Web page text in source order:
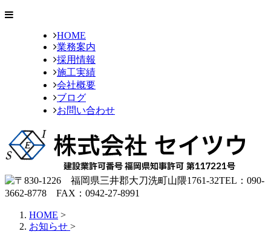
HOME
業務案内
採用情報
施工実績
会社概要
ブログ
お問い合わせ
HOME >
お知らせ >